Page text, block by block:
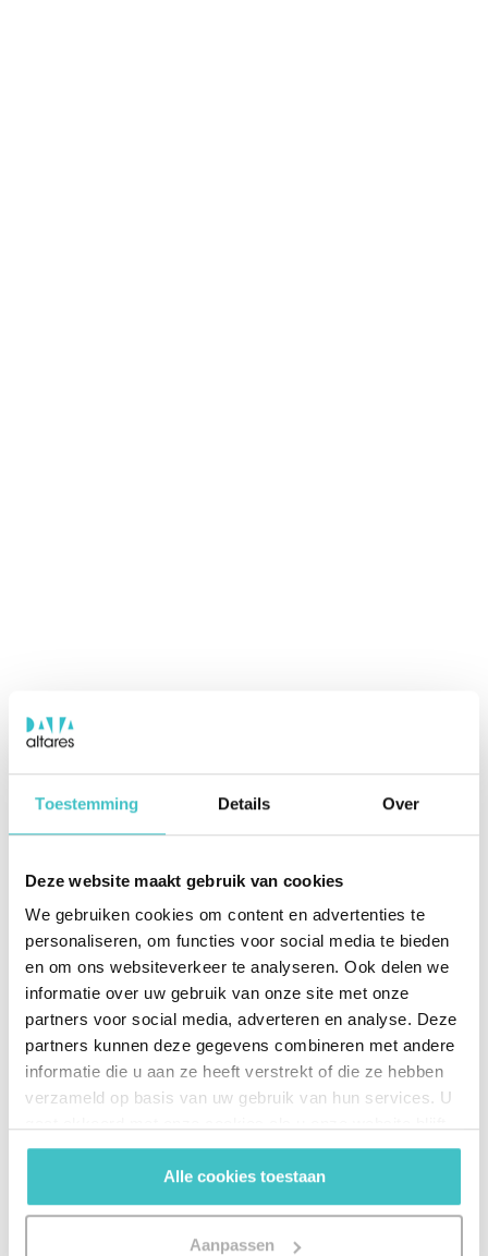
Toestemming Details Over
Deze website maakt gebruik van cookies
We gebruiken cookies om content en advertenties te
personaliseren, om functies voor social media te bieden
en om ons websiteverkeer te analyseren. Ook delen we
informatie over uw gebruik van onze site met onze
partners voor social media, adverteren en analyse. Deze
partners kunnen deze gegevens combineren met andere
informatie die u aan ze heeft verstrekt of die ze hebben
verzameld op basis van uw gebruik van hun services. U
gebruiken.
Alle cookies toestaan
Aanpassen
Een bedrijf of D-U-N-S nummer
opzoeken?